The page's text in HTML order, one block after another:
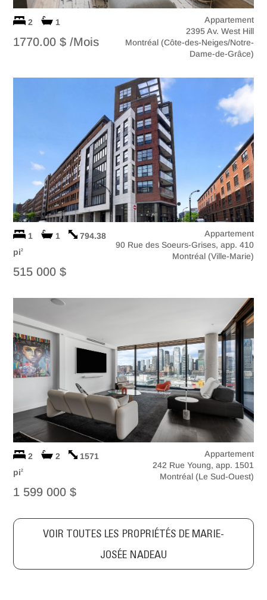
2 1
1770.00 $ /Mois
Appartement
2395 Av. West Hill
Montréal (Côte-des-Neiges/Notre-
Dame-de-Grâce)
1 1
794.38
pi2
515 000 $
Appartement
90 Rue des Soeurs-Grises, app. 410
Montréal (Ville-Marie)
2 2
1571
pi2
1 599 000 $
Appartement
242 Rue Young, app. 1501
Montréal (Le Sud-Ouest)
VOIR TOUTES LES PROPRIÉTÉS DE MARIE-
JOSÉE NADEAU